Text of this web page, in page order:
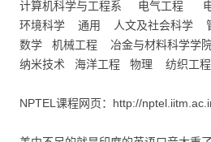
计算机科学与工程系 电气工程
环境科学 通用 人文及社会科学
数学 机械工程 冶金与材料科学学
纳米技术 海洋工程 物理 纺织工程
NPTEL课程网页：http://